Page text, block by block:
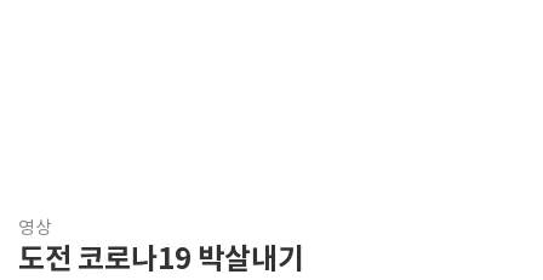
영상
도전 코로나19 박살내기